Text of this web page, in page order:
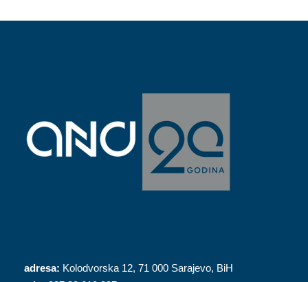
adresa: Kolodvorska 12, 71 000 Sarajevo, BiH